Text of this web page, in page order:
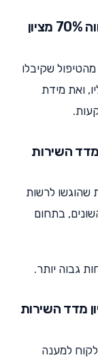
א. שביעות רצון והמלצת לקוחות (מהווה 70% מציון
שקיבלו
ואת מידת
(מהווה 20% מציון מדד השירות
לרשות
השונים, בתחום
גבוה יותר.
טלפוני (מהווה 10% מציון מדד השירות
למענה